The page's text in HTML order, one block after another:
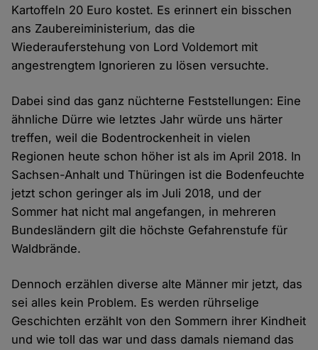
Kartoffeln 20 Euro kostet. Es erinnert ein bisschen
ans Zaubereiministerium, das die
Wiederauferstehung von Lord Voldemort mit
angestrengtem Ignorieren zu lösen versuchte.
Dabei sind das ganz nüchterne Feststellungen: Eine
ähnliche Dürre wie letztes Jahr würde uns härter
treffen, weil die Bodentrockenheit in vielen
Regionen heute schon höher ist als im April 2018. In
Sachsen-Anhalt und Thüringen ist die Bodenfeuchte
jetzt schon geringer als im Juli 2018, und der
Sommer hat nicht mal angefangen, in mehreren
Bundesländern gilt die höchste Gefahrenstufe für
Waldbrände.
Dennoch erzählen diverse alte Männer mir jetzt, das
sei alles kein Problem. Es werden rührselige
Geschichten erzählt von den Sommern ihrer Kindheit
und wie toll das war und dass damals niemand das